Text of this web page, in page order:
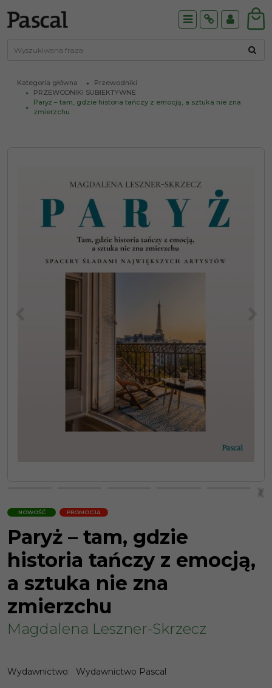
MenuInfoPanel
Kategoria główna
Przewodniki
PRZEWODNIKI SUBIEKTYWNE
Paryż – tam, gdzie historia tańczy z emocją, a sztuka nie zna
zmierzchu
NOWOŚĆ PROMOCJA
Paryż – tam, gdzie
historia tańczy z emocją,
a sztuka nie zna
zmierzchu
Magdalena Leszner-Skrzecz
Wydawnictwo: Wydawnictwo Pascal